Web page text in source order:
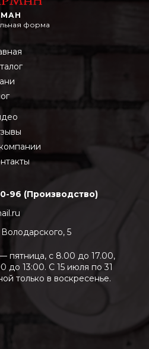
форма
96 (Производство)
5
пятница, с 8.00 до 17.00,
до 13:00. С 15 июля по 31
только в воскресенье.